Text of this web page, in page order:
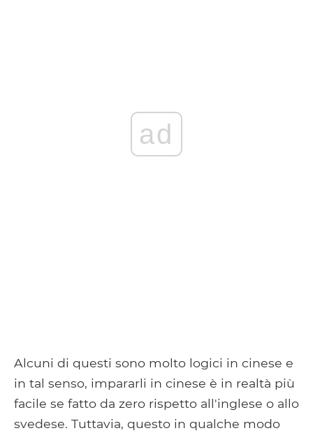
ad
Alcuni di questi sono molto logici in cinese e
in tal senso, impararli in cinese è in realtà più
facile se fatto da zero rispetto all'inglese o allo
svedese. Tuttavia, questo in qualche modo